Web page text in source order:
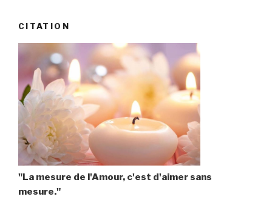
CITATION
"La mesure de l'Amour, c'est d'aimer sans
mesure."